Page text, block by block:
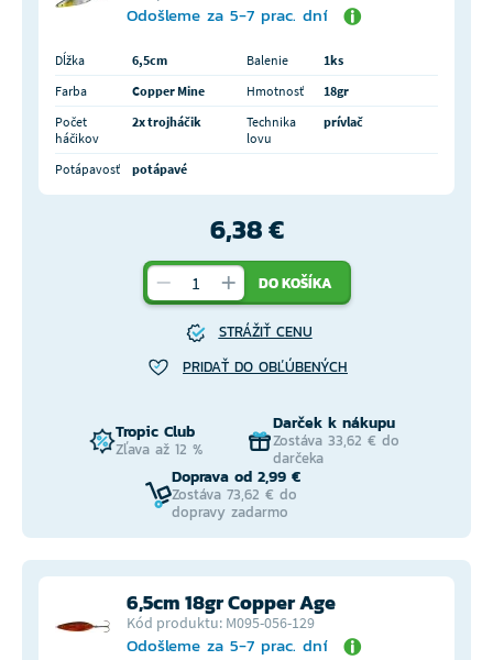
Odošleme za 5-7 prac. dní
Dĺžka 6,5cm Balenie
1ks
Farba
Copper Mine Hmotnosť
18gr
Počet
háčikov
2x trojháčik
Technika
lovu
prívlač
Potápavosť potápavé
6,38 €
DO KOŠÍKA
STRÁŽIŤ CENU
PRIDAŤ DO OBĽÚBENÝCH
Tropic Club
Zľava až 12 %
Darček k nákupu
Zostáva 33,62 € do
darčeka
Doprava od 2,99 €
Zostáva 73,62 € do
dopravy zadarmo
6,5cm 18gr Copper Age
Kód produktu: M095-056-129
Odošleme za 5-7 prac. dní